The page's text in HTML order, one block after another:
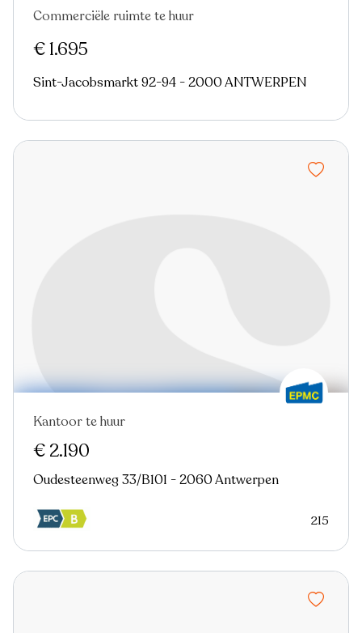
Nieuw
Commerciële ruimte te huur
€ 1.695
Sint-Jacobsmarkt 92-94 - 2000 ANTWERPEN
Nieuw
Kantoor te huur
€ 2.190
Oudesteenweg 33/B101 - 2060 Antwerpen
215